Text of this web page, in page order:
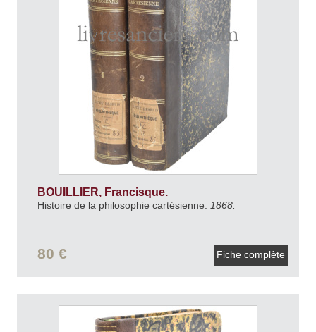
BOUILLIER, Francisque.
Histoire de la philosophie cartésienne. 1868.
80 € Fiche complète